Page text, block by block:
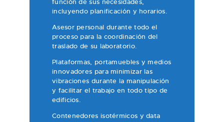
función de sus necesidades,
incluyendo planificación y horarios.
Asesor personal durante todo el
proceso para la coordinación del
traslado de su laboratorio.
Plataformas, portamuebles y medios
innovadores para minimizar las
vibraciones durante la manipulación
y facilitar el trabajo en todo tipo de
edificios.
Contenedores isotérmicos y data